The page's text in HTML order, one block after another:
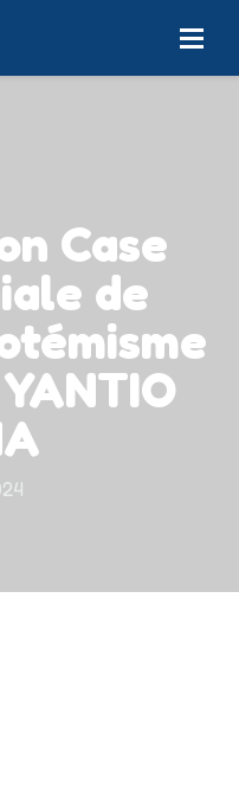
Case
de